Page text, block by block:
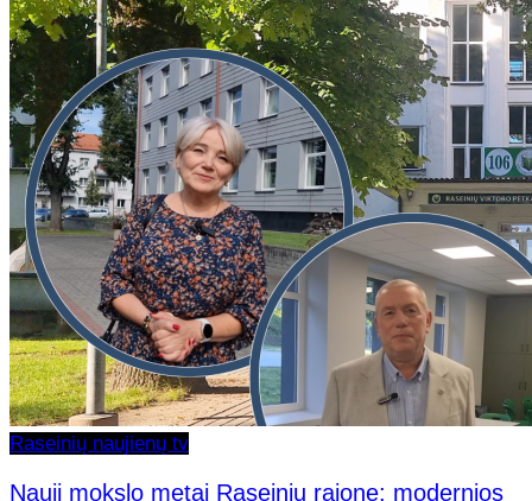
Raseinių naujienų tv
Nauji mokslo metai Raseinių rajone: modernios